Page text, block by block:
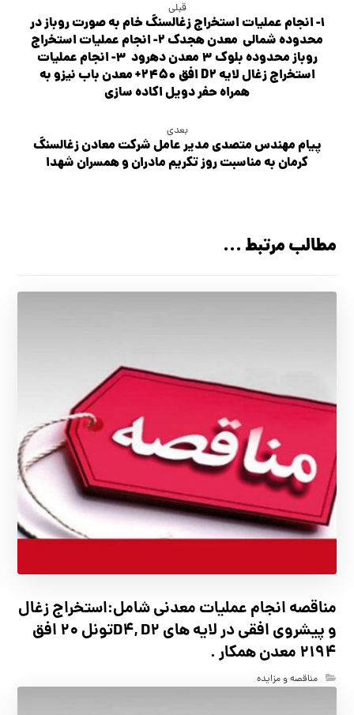
قبلی
1- انجام عملیات استخراج زغالسنگ خام به صورت روباز در
محدوده شمالي معدن هجدک 2- انجام عمليات استخراج
روباز محدوده بلوك 3 معدن دهرود 3- انجام عمليات
استخراج زغال لايه D2 افق 2450+ معدن باب نيزو به
همراه حفر دويل اكاده سازي
بعدی
پیام مهندس متصدی مدیر عامل شرکت معادن زغالسنگ
کرمان به مناسبت روز تکریم مادران و همسران شهدا
مطالب مرتبط ...
مناقصه انجام عملیات معدنی شامل:استخراج زغال
و پیشروی افقی در لایه های D4, D2تونل 20 افق
2194 معدن همکار .
مناقصه و مزایده